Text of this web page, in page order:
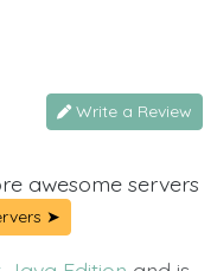
Write a Review
awesome servers
➤